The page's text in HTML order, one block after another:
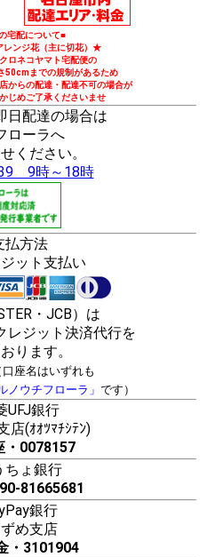
宅配について■
レンジ花（主に切花）★
ロネコヤマト宅配便の
50cmまでの規制があるため
からの配達・配達不可の場合が
じめご了承くださいませ
配達の場合は
ローラへ
ください。
9時～18時
払方法
ット支払い
・JCB）は
レジット決済代行を
ります。
口座名はいずれも
ノウチフローラ」 です）
UFJ銀行
(ｵｵﾂﾏﾁｼﾃﾝ)
・0078157
ちょ銀行
81665681
銀行
支店
・3101904